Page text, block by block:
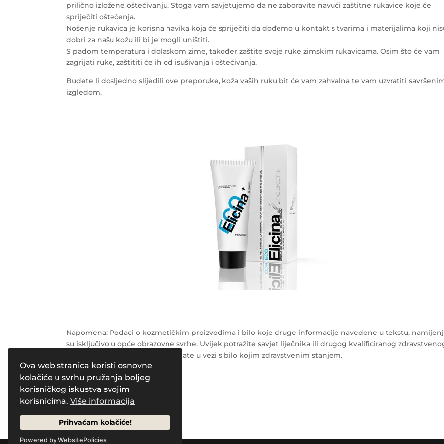
Ova web stranica koristi osnovne
kolačiće u svrhu pružanja boljeg
korisničkog iskustva svojim
korisnicima. Više informacija
Prihvaćam kolačiće!
Powered by WebsitePolicies
prilično izložene oštećivanju. Stoga vam savjetujemo da ne zaboravite navući zaštitne rukavice koje će
spriječiti oštećenja.
Nošenje rukavica je korisna navika koja će spriječiti da dođemo u kontakt s tvarima i materijalima koji
dobri za našu kožu ili bi je mogli uništiti.
S padom temperatura i dolaskom zime, također zaštite svoje ruke zimskim rukavicama. Osim što će vam
zagrijati ruke, zaštititi će ih od isušivanja i oštećivanja.
Budete li dosljedno slijedili ove preporuke, koža vaših ruku bit će vam zahvalna te vam uzvratiti
izgledom.
Napomena: Podaci o kozmetičkim proizvodima i bilo koje druge informacije navedene u tekstu,
su isključivo u opće obrazovne svrhe. Uvijek potražite savjet liječnika ili drugog kvalificiranog
radnika o svim pitanjima koja imate u vezi s bilo kojim zdravstvenim stanjem.
Powered byPleasure Magazines